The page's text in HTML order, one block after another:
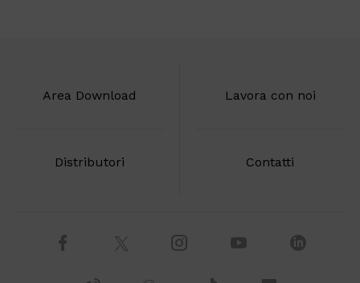
Area Download Lavora con noi
Distributori Contatti